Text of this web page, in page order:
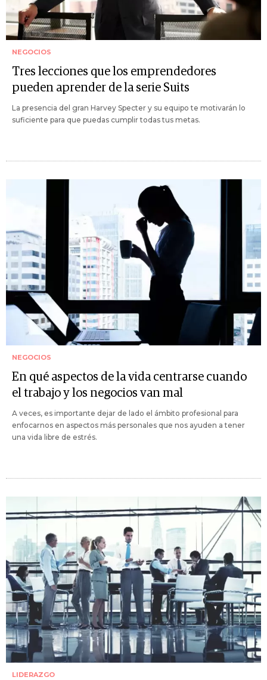
NEGOCIOS
Tres lecciones que los emprendedores
pueden aprender de la serie Suits
La presencia del gran Harvey Specter y su equipo te motivarán lo
suficiente para que puedas cumplir todas tus metas.
NEGOCIOS
En qué aspectos de la vida centrarse cuando
el trabajo y los negocios van mal
A veces, es importante dejar de lado el ámbito profesional para
enfocarnos en aspectos más personales que nos ayuden a tener
una vida libre de estrés.
LIDERAZGO